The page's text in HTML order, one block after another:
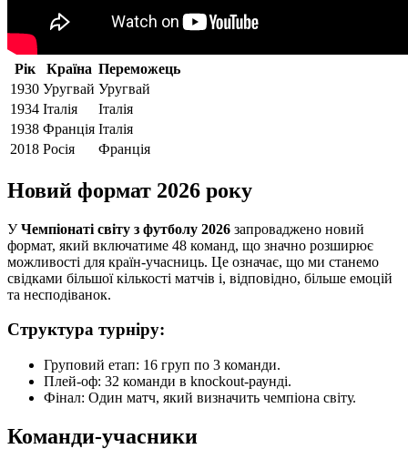
Рік Країна Переможець
1930 Уругвай Уругвай
1934 Італія
Італія
1938 Франція Італія
2018 Росія Франція
Новий формат 2026 року
УЧемпіонаті світу з футболу 2026 запроваджено новий
формат, який включатиме 48 команд, що значно розширює
можливості для країн-учасниць. Це означає, що ми станемо
свідками більшої кількості матчів і, відповідно, більше емоцій
та несподіванок.
Структура турніру:
Груповий етап: 16 груп по 3 команди.
Плей-оф: 32 команди в knockout-раунді.
Фінал: Один матч, який визначить чемпіона світу.
Команди-учасники